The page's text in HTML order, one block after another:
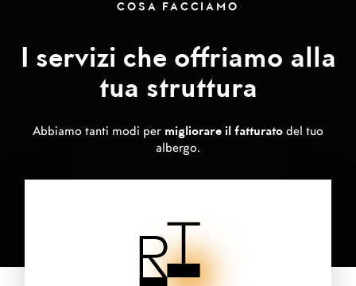
COSA FACCIAMO
I servizi che offriamo alla
tua struttura
Abbiamo tanti modi per migliorare il fatturato del tuo
albergo.